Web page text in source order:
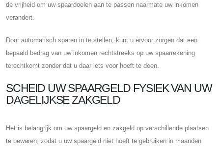
de vrijheid om uw spaardoelen aan te passen naarmate uw inkomen
verandert.
Door automatisch sparen in te stellen, kunt u ervoor zorgen dat een
bepaald bedrag van uw inkomen rechtstreeks op uw spaarrekening
terechtkomt zonder dat u daar iets voor hoeft te doen.
SCHEID UW SPAARGELD FYSIEK VAN UW
DAGELIJKSE ZAKGELD
Het is belangrijk om uw spaargeld en zakgeld op verschillende plaatsen
te bewaren, zodat u uw spaargeld niet hoeft te gebruiken in maanden